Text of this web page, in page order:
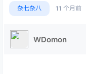
杂七杂八 11 个月前
WDomon